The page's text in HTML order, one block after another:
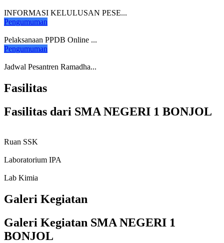
INFORMASI KELULUSAN PESE...
Pengumuman
Pelaksanaan PPDB Online ...
Pengumuman
Jadwal Pesantren Ramadha...
Fasilitas
Fasilitas dari SMA NEGERI 1 BONJOL
Ruan SSK
Laboratorium IPA
Lab Kimia
Galeri Kegiatan
Galeri Kegiatan SMA NEGERI 1
BONJOL